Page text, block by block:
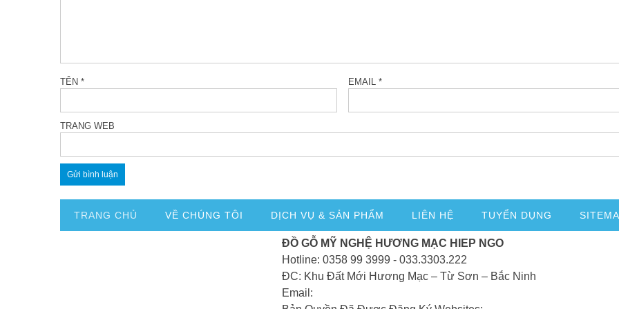
TÊN * EMAIL *
TRANG WEB
TRANG CHỦ VỀ CHÚNG TÔI DỊCH VỤ & SẢN PHẨM LIÊN HỆ TUYỂN DỤNG
ĐỒ GỖ MỸ NGHỆ HƯƠNG MẠC HIEP NGO
Hotline: 0358 99 3999 - 033.3303.222
ĐC: Khu Đất Mới Hương Mạc – Từ Sơn – Bắc Ninh
Email: